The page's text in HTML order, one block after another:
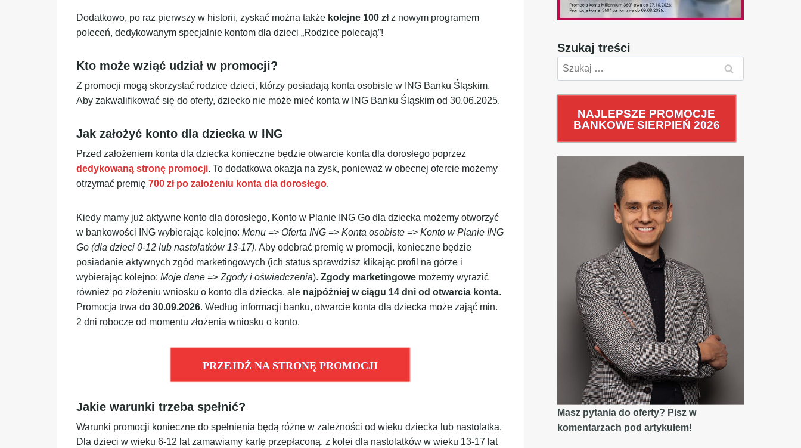
Dodatkowo, po raz pierwszy w historii, zyskać można także kolejne 100 złz nowym programem
poleceń, dedykowanym specjalnie kontom dla dzieci „Rodzice polecają”!
Kto może wziąć udział w promocji?
Z promocji mogą skorzystać rodzice dzieci, którzy posiadają konta osobiste w ING Banku Śląskim.
Aby zakwalifikować się do oferty, dziecko nie może mieć konta w ING Banku Śląskim od 30.06.2025.
Jak założyć konto dla dziecka w ING
Przed założeniem konta dla dziecka konieczne będzie otwarcie konta dla dorosłego poprzez
dedykowaną stronę promocji. To dodatkowa okazja na zysk, ponieważ w obecnej ofercie możemy
otrzymać premię 700 zł po założeniu konta dla dorosłego.
Kiedy mamy już aktywne konto dla dorosłego, Konto w Planie ING Go dla dziecka możemy otworzyć
w bankowości ING wybierając kolejno: Menu => Oferta ING => Konta osobiste => Konto w Planie ING
Go (dla dzieci 0-12 lub nastolatków 13-17). Aby odebrać premię w promocji, konieczne będzie
posiadanie aktywnych zgód marketingowych (ich status sprawdzisz klikając profil na górze i
wybierając kolejno: Moje dane => Zgody i oświadczenia). Zgody marketingowe możemy wyrazić
również po złożeniu wniosku o konto dla dziecka, ale najpóźniej w ciągu 14 dni od otwarcia konta.
Promocja trwa do 30.09.2026. Według informacji banku, otwarcie konta dla dziecka może zająć min.
2 dni robocze od momentu złożenia wniosku o konto.
PRZEJDŹ NA STRONĘ PROMOCJI
Jakie warunki trzeba spełnić?
Warunki promocji konieczne do spełnienia będą różne w zależności od wieku dziecka lub nastolatka.
Dla dzieci w wieku 6-12 lat zamawiamy kartę przepłaconą, z kolei dla nastolatków w wieku 13-17 lat
Szukaj treści
Szukaj:
NAJLEPSZE PROMOCJE
BANKOWE SIERPIEŃ 2026
Masz pytania do oferty? Pisz w
komentarzach pod artykułem!